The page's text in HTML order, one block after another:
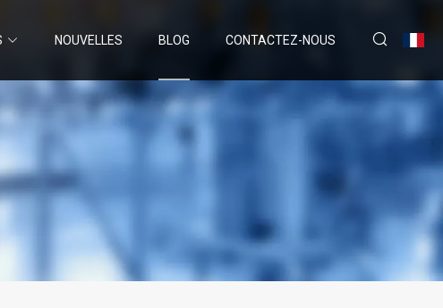
NOUVELLES BLOG CONTACTEZ-NOUS